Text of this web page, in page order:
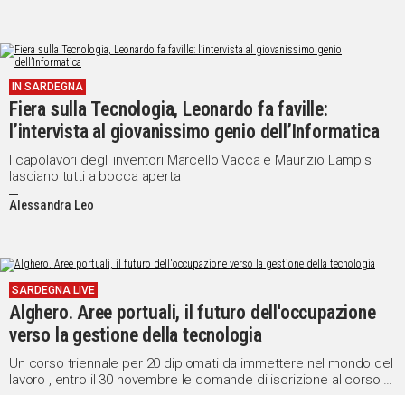
IN SARDEGNA
Fiera sulla Tecnologia, Leonardo fa faville:
l’intervista al giovanissimo genio dell’Informatica
I capolavori degli inventori Marcello Vacca e Maurizio Lampis
lasciano tutti a bocca aperta
Alessandra Leo
SARDEGNA LIVE
Alghero. Aree portuali, il futuro dell'occupazione
verso la gestione della tecnologia
Un corso triennale per 20 diplomati da immettere nel mondo del
lavoro , entro il 30 novembre le domande di iscrizione al corso di